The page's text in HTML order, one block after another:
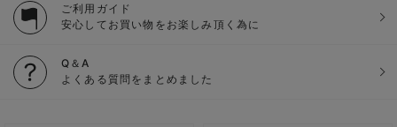
ご利用ガイド
安心してお買い物をお楽しみ頂く為に
Q＆A
よくある質問をまとめました